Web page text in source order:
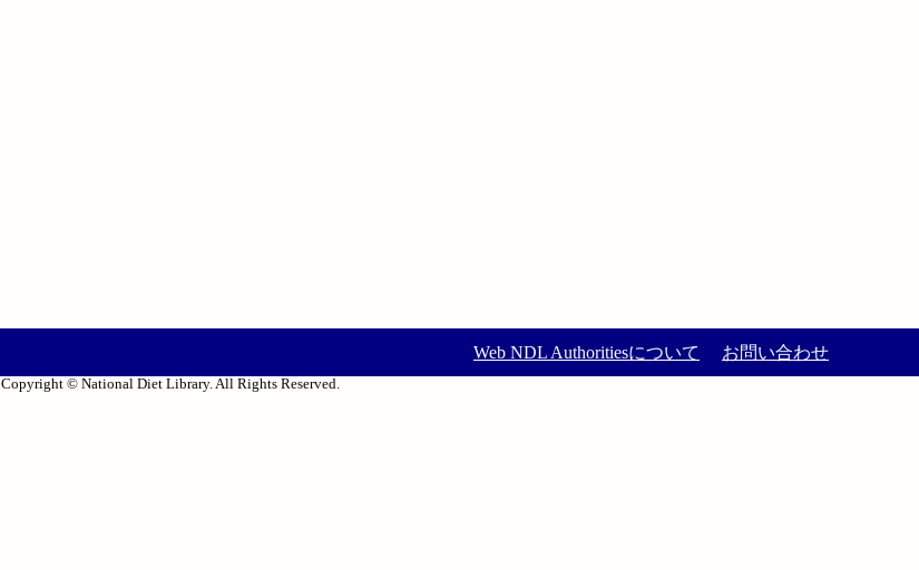
Web NDL Authoritiesについて お問い合わせ
Copyright © National Diet Library. All Rights Reserved.